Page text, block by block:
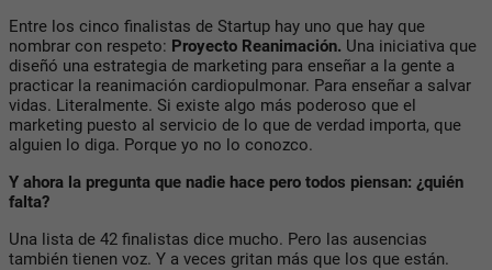
Entre los cinco finalistas de Startup hay uno que hay que
nombrar con respeto: Proyecto Reanimación. Una iniciativa que
diseñó una estrategia de marketing para enseñar a la gente a
practicar la reanimación cardiopulmonar. Para enseñar a salvar
vidas. Literalmente. Si existe algo más poderoso que el
marketing puesto al servicio de lo que de verdad importa, que
alguien lo diga. Porque yo no lo conozco.
Y ahora la pregunta que nadie hace pero todos piensan: ¿quién
falta?
Una lista de 42 finalistas dice mucho. Pero las ausencias
también tienen voz. Y a veces gritan más que los que están.